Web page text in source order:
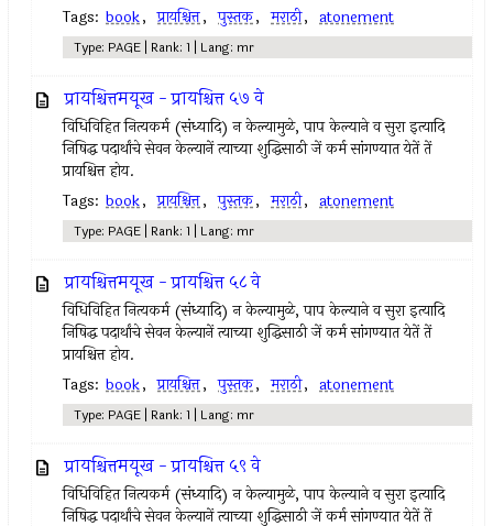
Tags: book, प्रायश्चित्त, पुस्तक, मराठी, atonement
Type: PAGE | Rank: 1 | Lang: mr
प्रायश्चित्तमयूख - प्रायश्चित्त ५७ वे
विधिविहित नित्‍यकर्म (संध्यादि) न केल्‍यामुळे, पाप केल्याने व सुरा इत्‍यादि
निषिद्ध पदार्थांचे सेवन केल्‍यानें त्‍याच्या शुद्धिसाठी जें कर्म सांगण्यात येतें तें
प्रायश्चित्त होय.
Tags: book, प्रायश्चित्त, पुस्तक, मराठी, atonement
Type: PAGE | Rank: 1 | Lang: mr
प्रायश्चित्तमयूख - प्रायश्चित्त ५८ वे
विधिविहित नित्‍यकर्म (संध्यादि) न केल्‍यामुळे, पाप केल्याने व सुरा इत्‍यादि
निषिद्ध पदार्थांचे सेवन केल्‍यानें त्‍याच्या शुद्धिसाठी जें कर्म सांगण्यात येतें तें
प्रायश्चित्त होय.
Tags: book, प्रायश्चित्त, पुस्तक, मराठी, atonement
Type: PAGE | Rank: 1 | Lang: mr
प्रायश्चित्तमयूख - प्रायश्चित्त ५९ वे
विधिविहित नित्‍यकर्म (संध्यादि) न केल्‍यामुळे, पाप केल्याने व सुरा इत्‍यादि
निषिद्ध पदार्थांचे सेवन केल्‍यानें त्‍याच्या शुद्धिसाठी जें कर्म सांगण्यात येतें तें